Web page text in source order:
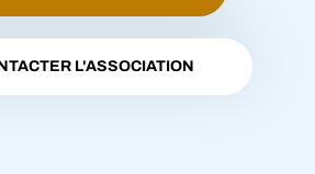
L'ASSOCIATION